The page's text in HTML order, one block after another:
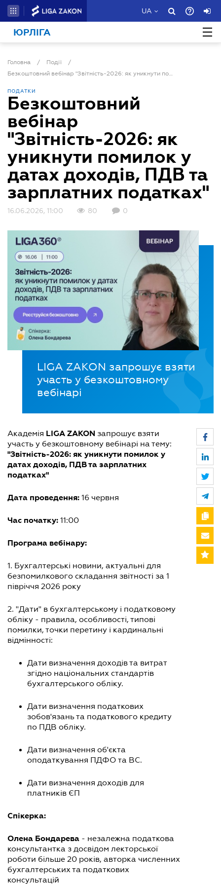
UA
ЮРЛІГА
Головна / Події
/
Безкоштовний вебінар "Звітність-2026: як уникнути помилок у датах доходів, ПДВ та зарплатних податках"
ПОДАТКИ
Безкоштовний
вебінар
"Звітність-2026: як
уникнути помилок у
датах доходів, ПДВ та
зарплатних податках"
16.06.2026, 11:00 80 0
LIGA ZAKON запрошує взяти
участь у безкоштовному
вебінарі
Академія LIGA ZAKON запрошує взяти
участь у безкоштовному вебінарі на тему:
"Звітність-2026: як уникнути помилок у
датах доходів, ПДВ та зарплатних
податках"
Дата проведення: 16 червня
Час початку: 11:00
Програма вебінару:
1. Бухгалтерські новини, актуальні для
безпомилкового складання звітності за 1
півріччя 2026 року
2. "Дати" в бухгалтерському і податковому
обліку - правила, особливості, типові
помилки, точки перетину і кардинальні
відмінності:
Дати визначення доходів та витрат
згідно національних стандартів
бухгалтерського обліку.
Дати визначення податкових
зобов'язань та податкового кредиту
по ПДВ обліку.
Дати визначення об'єкта
оподаткування ПДФО та ВС.
Дати визначення доходів для
платників ЄП
Спікерка:
Олена Бондарева - незалежна податкова
консультантка з досвідом лекторської
роботи більше 20 років, авторка численних
бухгалтерських та податкових
консультацій